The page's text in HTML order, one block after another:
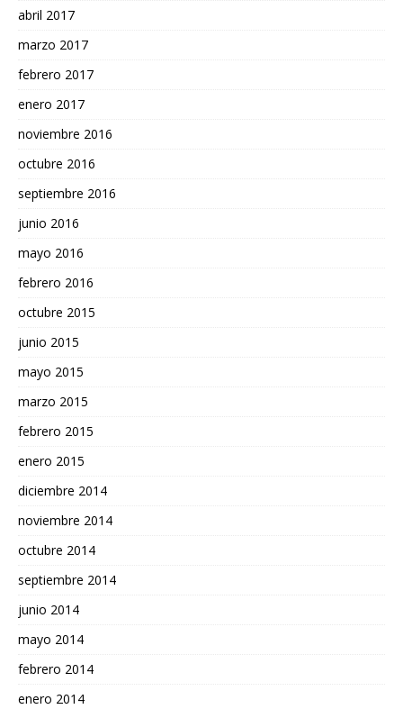
abril 2017
marzo 2017
febrero 2017
enero 2017
noviembre 2016
octubre 2016
septiembre 2016
junio 2016
mayo 2016
febrero 2016
octubre 2015
junio 2015
mayo 2015
marzo 2015
febrero 2015
enero 2015
diciembre 2014
noviembre 2014
octubre 2014
septiembre 2014
junio 2014
mayo 2014
febrero 2014
enero 2014